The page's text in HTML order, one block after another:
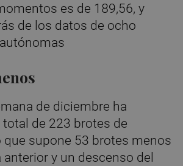
es de 189,56, y
de los datos de ocho
de diciembre ha
de 223 brotes de
que supone 53 brotes menos
y un descenso del